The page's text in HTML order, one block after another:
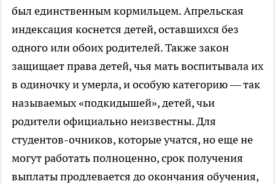
был единственным кормильцем. Апрельская
индексация коснется детей, оставшихся без
одного или обоих родителей. Также закон
защищает права детей, чья мать воспитывала их
в одиночку и умерла, и особую категорию — так
называемых «подкидышей», детей, чьи
родители официально неизвестны. Для
студентов-очников, которые учатся, но еще не
могут работать полноценно, срок получения
выплаты продлевается до окончания обучения,